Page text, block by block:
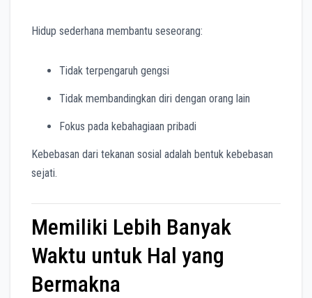
Hidup sederhana membantu seseorang:
Tidak terpengaruh gengsi
Tidak membandingkan diri dengan orang lain
Fokus pada kebahagiaan pribadi
Kebebasan dari tekanan sosial adalah bentuk kebebasan
sejati.
Memiliki Lebih Banyak
Waktu untuk Hal yang
Bermakna